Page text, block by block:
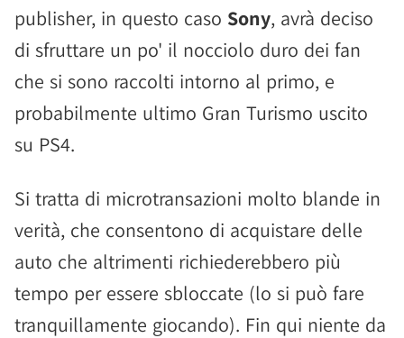
publisher, in questo caso Sony, avrà deciso
di sfruttare un po' il nocciolo duro dei fan
che si sono raccolti intorno al primo, e
probabilmente ultimo Gran Turismo uscito
su PS4.
Si tratta di microtransazioni molto blande in
verità, che consentono di acquistare delle
auto che altrimenti richiederebbero più
tempo per essere sbloccate (lo si può fare
tranquillamente giocando). Fin qui niente da